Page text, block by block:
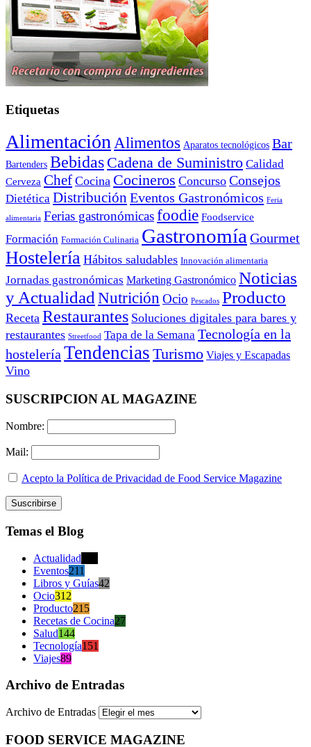
Etiquetas
Alimentación Alimentos Aparatos tecnológicos Bar
Bartenders Bebidas Cadena de Suministro Calidad
Cerveza Chef Cocina Cocineros Concurso Consejos
Dietética Distribución Eventos Gastronómicos Feria
alimentaria Ferias gastronómicasfoodie Foodservice
Formación Formación Culinaria Gastronomía Gourmet
Hostelería Hábitos saludables Innovación alimentaria
Jornadas gastronómicas Marketing Gastronómico Noticias
y Actualidad Nutrición Ocio Pescados Producto
Receta Restaurantes Soluciones digitales para bares y
restaurantes Streetfood Tapa de la Semana Tecnología en la
hostelería Tendencias Turismo Viajes y Escapadas
Vino
SUSCRIPCION AL MAGAZINE
Nombre:
Mail:
Acepto la Política de Privacidad de Food Service Magazine
Temas el Blog
Actualidad
Eventos211
Libros y Guías42
Ocio312
Producto215
Recetas de Cocina27
Salud144
Tecnología151
Viajes89
Archivo de Entradas
Archivo de Entradas
FOOD SERVICE MAGAZINE